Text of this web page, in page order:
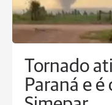
Tornado
Paraná e